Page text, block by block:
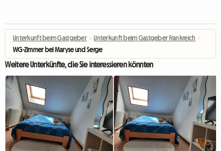
Unterkunft beim Gastgeber › Unterkunft beim Gastgeber Frankreich ›
WG-Zimmer bei Maryse und Serge
Weitere Unterkünfte, die Sie interessieren könnten